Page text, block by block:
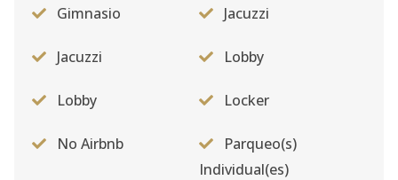
Gimnasio Jacuzzi
Jacuzzi Lobby
Lobby Locker
No Airbnb
Parqueo(s)
Individual(es)